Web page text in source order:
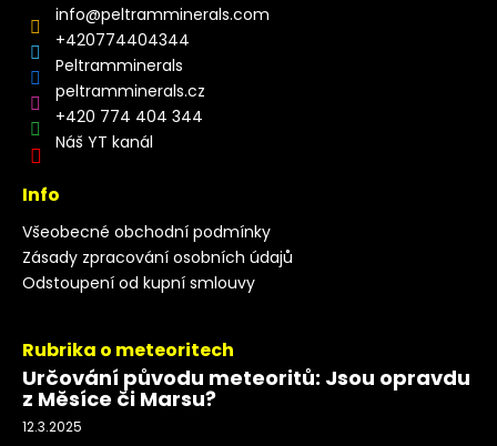
info@peltramminerals.com
+420774404344
Peltramminerals
peltramminerals.cz
+420 774 404 344
Náš YT kanál
Info
Všeobecné obchodní podmínky
Zásady zpracování osobních údajů
Odstoupení od kupní smlouvy
Rubrika o meteoritech
Určování původu meteoritů: Jsou opravdu
z Měsíce či Marsu?
12.3.2025